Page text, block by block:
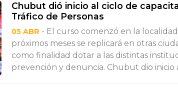
Chubut dió inicio al ciclo de
Tráfico de Personas
05 ABR - El curso comenzó en la
próximos meses se replicará en otras
como finalidad dotar a las distintas
prevención y denuncia. Chubut dio inicio